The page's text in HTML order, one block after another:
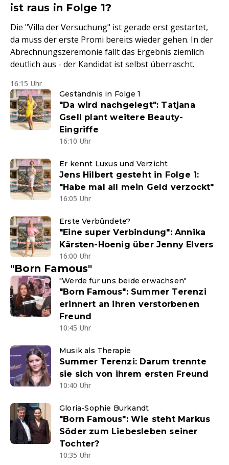
ist raus in Folge 1?
Die "Villa der Versuchung" ist gerade erst gestartet,
da muss der erste Promi bereits wieder gehen. In der
Abrechnungszeremonie fällt das Ergebnis ziemlich
deutlich aus - der Kandidat ist selbst überrascht.
16:15 Uhr
Geständnis in Folge 1
"Da wird nachgelegt": Tatjana
Gsell plant weitere Beauty-
Eingriffe
16:10 Uhr
Er kennt Luxus und Verzicht
Jens Hilbert gesteht in Folge 1:
"Habe mal all mein Geld verzockt"
16:05 Uhr
Erste Verbündete?
"Eine super Verbindung": Annika
Kärsten-Hoenig über Jenny Elvers
16:00 Uhr
"Born Famous"
"Werde für uns beide erwachsen"
"Born Famous": Summer Terenzi
erinnert an ihren verstorbenen
Freund
10:45 Uhr
Musik als Therapie
Summer Terenzi: Darum trennte
sie sich von ihrem ersten Freund
10:40 Uhr
Gloria-Sophie Burkandt
"Born Famous": Wie steht Markus
Söder zum Liebesleben seiner
Tochter?
10:35 Uhr